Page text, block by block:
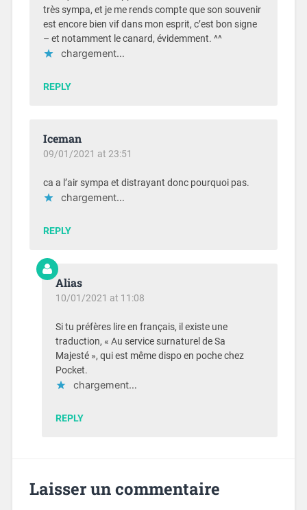
très sympa, et je me rends compte que son souvenir
est encore bien vif dans mon esprit, c’est bon signe
– et notamment le canard, évidemment. ^^
chargement…
REPLY
Iceman
09/01/2021 at 23:51
ca a l’air sympa et distrayant donc pourquoi pas.
chargement…
REPLY
Alias
10/01/2021 at 11:08
Si tu préfères lire en français, il existe une
traduction, « Au service surnaturel de Sa
Majesté », qui est même dispo en poche chez
Pocket.
chargement…
REPLY
Laisser un commentaire